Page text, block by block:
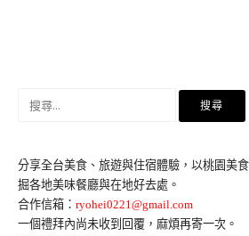
鍵
字:
分享全台美食、旅遊與住宿體驗，以桃園美
掘各地美味餐廳與在地好去處。
合作信箱： ryohei0221@gmail.com
一個禮拜內尚未收到回覆，麻煩再寄一次。